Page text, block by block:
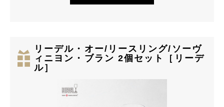
リーデル・オー/リースリング/ソーヴ
ィニヨン・ブラン 2個セット［リーデ
ル］